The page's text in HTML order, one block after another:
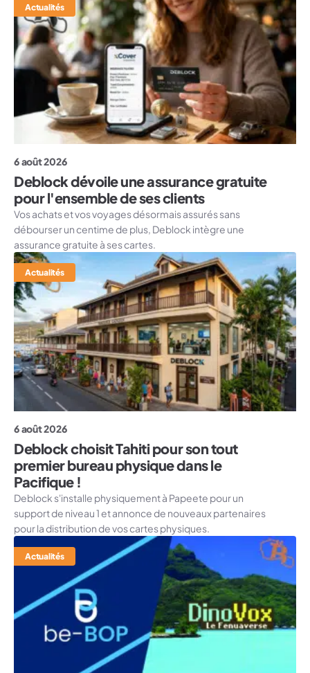
Actualités
6 août 2026
Deblock dévoile une assurance gratuite
pour l'ensemble de ses clients
Vos achats et vos voyages désormais assurés sans
débourser un centime de plus, Deblock intègre une
assurance gratuite à ses cartes.
Actualités
6 août 2026
Deblock choisit Tahiti pour son tout
premier bureau physique dans le
Pacifique !
Deblock s'installe physiquement à Papeete pour un
support de niveau 1 et annonce de nouveaux partenaires
pour la distribution de vos cartes physiques.
Actualités